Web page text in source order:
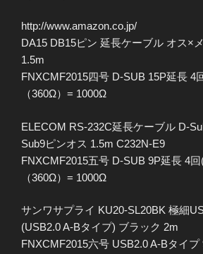
http://www.amazon.co.jp/
DA15 DB15ピン 延長ケーブル オス×
1.5m
FNXCMF2015四号 D-SUB 15P延長 4
（360Ω）= 1000Ω
ELECOM RS-232C延長ケーブル D-
Sub9ピンオス 1.5m C232N-E9
FNXCMF2015五号 D-SUB 9P延長 4
（360Ω）= 1000Ω
サンワサプライ KU20-SL20BK 極細
(USB2.0 A-Bタイプ) ブラック 2m
FNXCMF2015六号 USB2.0 A-Bタイ